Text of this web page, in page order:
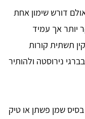
אולם דורש שימון אחת
יותר אך עמיד
תשתית קורות
ס"מ, להבריג בברגי נירוסטה ולהותיר
שמן פשתן או טיק